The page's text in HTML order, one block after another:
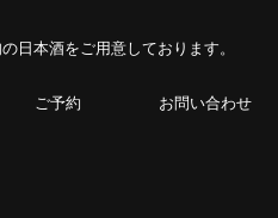
日本酒をご用意しております。
ご予約 お問い合わせ